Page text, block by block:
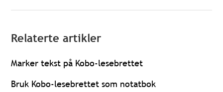
Relaterte artikler
Marker tekst på Kobo-lesebrettet
Bruk Kobo-lesebrettet som notatbok